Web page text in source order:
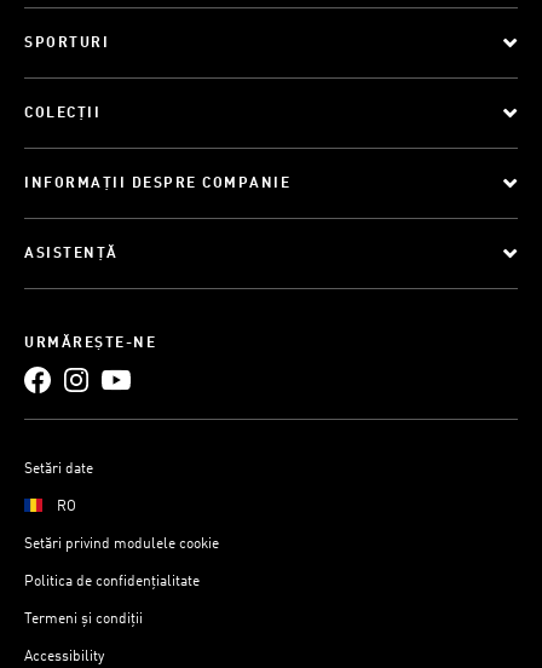
SPORTURI
COLECȚII
INFORMAȚII DESPRE COMPANIE
ASISTENȚĂ
URMĂREȘTE-NE
Setări date
RO
Setări privind modulele cookie
Politica de confidențialitate
Termeni și condiții
Accessibility